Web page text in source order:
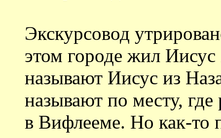
Экскурсовод
этом городе жил Иисус
называют Иисус из
называют по месту,
в Вифлееме. Но как-то